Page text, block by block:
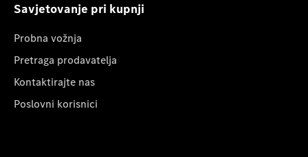
Savjetovanje pri kupnji
Probna vožnja
Pretraga prodavatelja
Kontaktirajte nas
Poslovni korisnici